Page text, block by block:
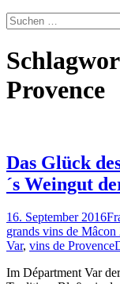
Suchen
nach:
Provence
Das Glück
´s Weingut
16. September 2016
grands vins de Mâcon
Var, vins de Provence
Im Départment Var